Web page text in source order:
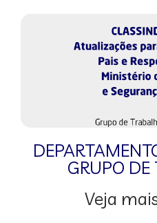
GRUPO
Veja